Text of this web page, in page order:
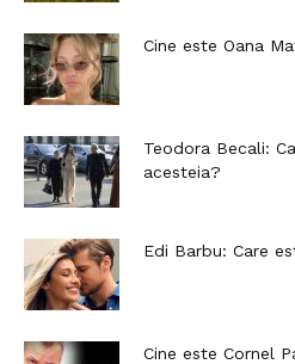
Cine este Oana
Teodora Becali:
acesteia?
Edi Barbu: Care
Cine este Cornel